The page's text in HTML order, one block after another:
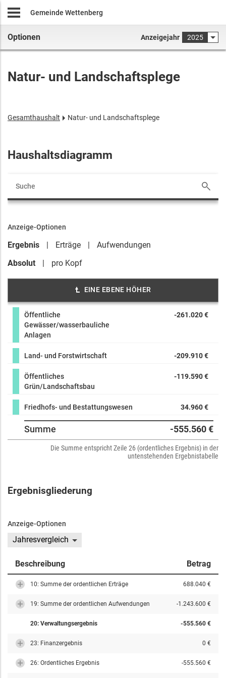
Gemeinde Wettenberg
Optionen Anzeigejahr 2025
Natur- und Landschaftsplege
Gesamthaushalt Natur- und Landschaftsplege
Haushaltsdiagramm
Anzeige-Optionen
Ergebnis Erträge
Aufwendungen
Absolut
pro Kopf
EINE EBENE HÖHER
Öffentliche
Gewässer/wasserbauliche
Anlagen
-261.020 €
Land- und Forstwirtschaft -209.910 €
Öffentliches
Grün/Landschaftsbau
-119.590 €
Friedhofs- und Bestattungswesen 34.960 €
Summe -555.560 €
Die Summe entspricht Zeile 26 (ordentliches Ergebnis) in der
untenstehenden Ergebnistabelle
Ergebnisgliederung
Anzeige-Optionen
Jahresvergleich
Beschreibung Betrag
10: Summe der ordentlichen Erträge 688.040 €
19: Summe der ordentlichen Aufwendungen -1.243.600 €
20: Verwaltungsergebnis -555.560 €
23: Finanzergebnis 0 €
26: Ordentliches Ergebnis -555.560 €